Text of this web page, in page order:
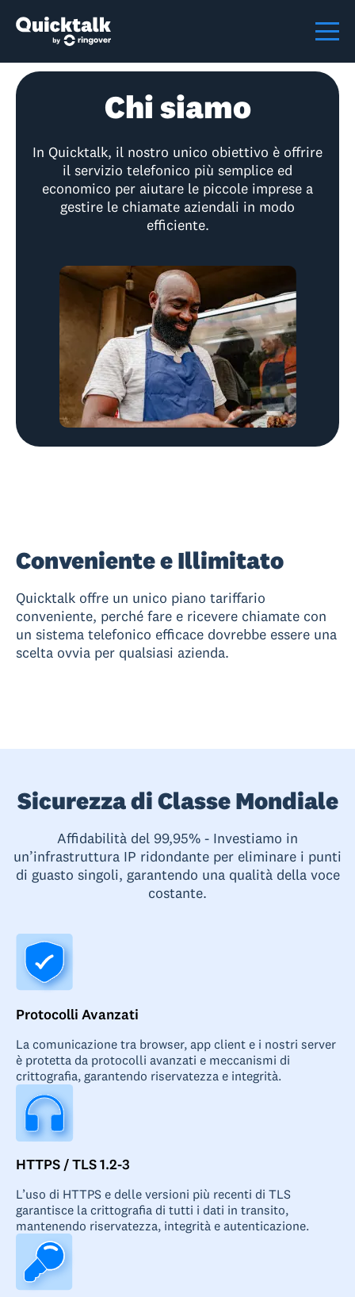
Chi siamo
In Quicktalk, il nostro unico obiettivo è offrire
il servizio telefonico più semplice ed
economico per aiutare le piccole imprese a
gestire le chiamate aziendali in modo
efficiente.
Conveniente e Illimitato
Quicktalk offre un unico piano tariffario
conveniente, perché fare e ricevere chiamate con
un sistema telefonico efficace dovrebbe essere una
scelta ovvia per qualsiasi azienda.
Sicurezza di Classe Mondiale
Affidabilità del 99,95% - Investiamo in
un’infrastruttura IP ridondante per eliminare i punti
di guasto singoli, garantendo una qualità della voce
costante.
Protocolli Avanzati
La comunicazione tra browser, app client e i nostri server
è protetta da protocolli avanzati e meccanismi di
crittografia, garantendo riservatezza e integrità.
HTTPS / TLS 1.2-3
L’uso di HTTPS e delle versioni più recenti di TLS
garantisce la crittografia di tutti i dati in transito,
mantenendo riservatezza, integrità e autenticazione.